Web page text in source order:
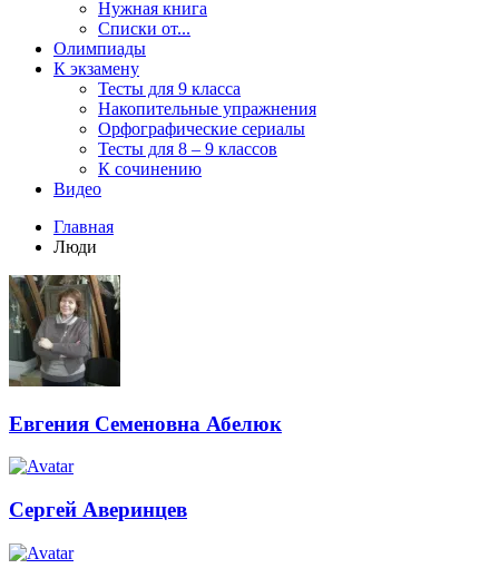
Нужная книга
Списки от...
Олимпиады
К экзамену
Тесты для 9 класса
Накопительные упражнения
Орфографические сериалы
Тесты для 8 – 9 классов
К сочинению
Видео
Главная
Люди
Евгения Семеновна Абелюк
Сергей Аверинцев